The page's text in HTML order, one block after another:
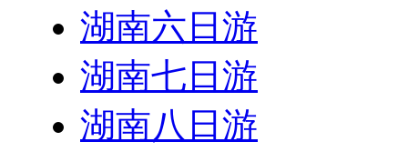
湖南六日游
湖南七日游
湖南八日游